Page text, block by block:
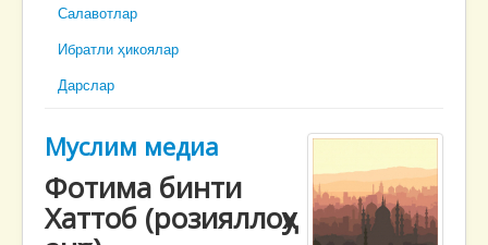
Салавотлар
Ибратли ҳикоялар
Дарслар
Муслим медиа
Фотима бинти
Хаттоб (розияллоҳу